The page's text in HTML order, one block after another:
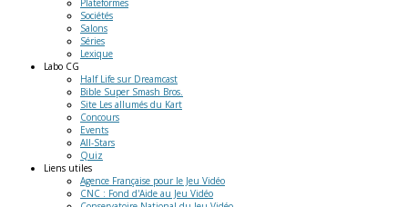
Plateformes
Sociétés
Salons
Séries
Lexique
Labo CG
Half Life sur Dreamcast
Bible Super Smash Bros.
Site Les allumés du Kart
Concours
Events
All-Stars
Quiz
Liens utiles
Agence Française pour le Jeu Vidéo
CNC : Fond d'Aide au Jeu Vidéo